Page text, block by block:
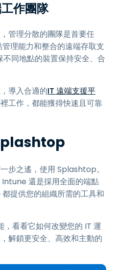
作團隊
管理分散的團隊是首要任
理能力和整合的遠端存取支
同地點的裝置保持安全、合
導入合適的IT 遠端支援平
工作，都能獲得快速且可靠
步之遙，使用 Splashtop。
還是採用全面的端點
提供您的組織所需的工具和
看看它如何改變您的 IT 運
解鎖更安全、高效和主動的